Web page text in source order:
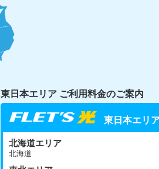
東日本エリア ご利用料金のご案内
東日本エリ
北海道エリア
北海道